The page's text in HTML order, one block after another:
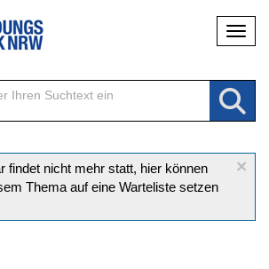
×
findet nicht mehr statt, hier können
Thema auf eine Warteliste setzen